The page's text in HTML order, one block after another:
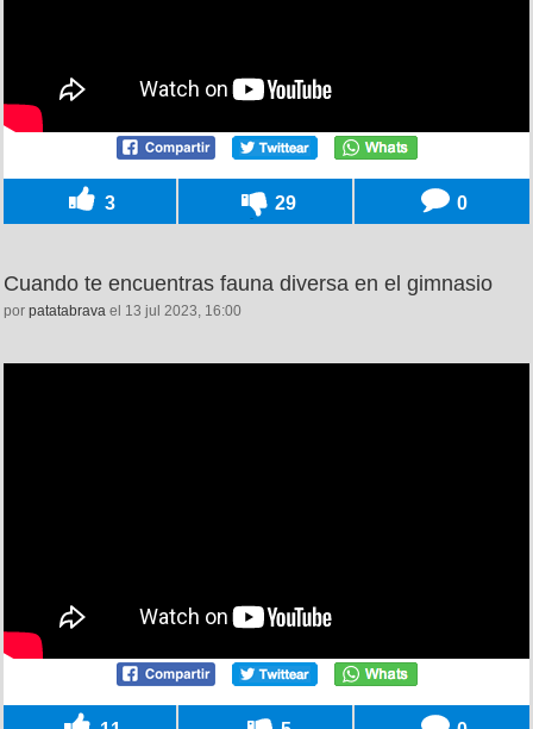
3 29 0
Cuando te encuentras fauna diversa en el gimnasio
por patatabrava el 13 jul 2023, 16:00